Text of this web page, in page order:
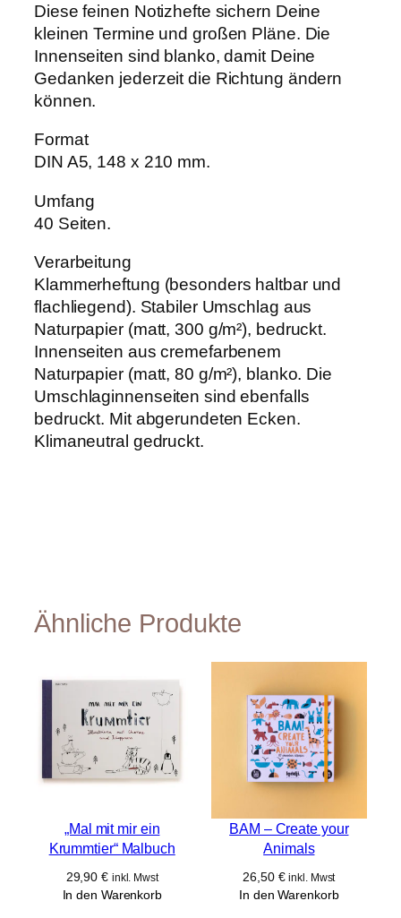
"
D
e
s
i
g
r
"
M
e
g
e
Diese feinen Notizhefte sichern Deine
kleinen Termine und großen Pläne. Die
Innenseiten sind blanko, damit Deine
Gedanken jederzeit die Richtung ändern
können.
Format
DIN A5, 148 x 210 mm.
Umfang
40 Seiten.
Verarbeitung
Klammerheftung (besonders haltbar und
flachliegend). Stabiler Umschlag aus
Naturpapier (matt, 300 g/m²), bedruckt.
Innenseiten aus cremefarbenem
Naturpapier (matt, 80 g/m²), blanko. Die
Umschlaginnenseiten sind ebenfalls
bedruckt. Mit abgerundeten Ecken.
Klimaneutral gedruckt.
Ähnliche Produkte
„Mal mit mir ein
Krummtier“ Malbuch
29,90€ inkl. Mwst
In den Warenkorb
BAM – Create your
Animals
26,50 € inkl. Mwst
In den Warenkorb